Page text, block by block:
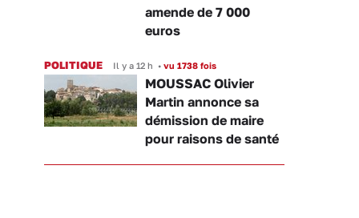
amende de 7 000
euros
POLITIQUE Il y a 12 h • vu 1738 fois
MOUSSAC Olivier
Martin annonce sa
démission de maire
pour raisons de santé